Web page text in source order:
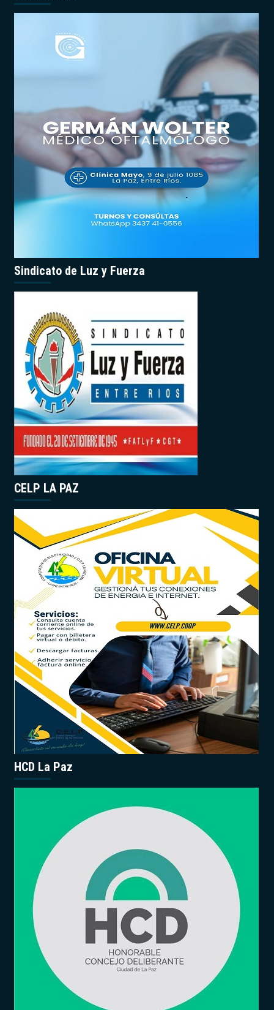
Sindicato de Luz y Fuerza
CELP LA PAZ
HCD La Paz